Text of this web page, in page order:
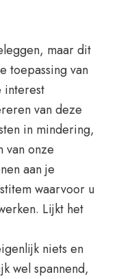
maar dit
toepassing van
interest
van deze
in mindering,
van onze
aan je
waarvoor u
Lijkt het
niets en
wel spannend,